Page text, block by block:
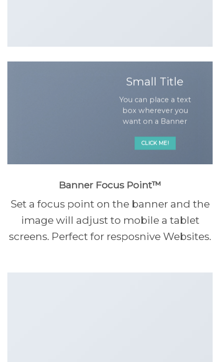
Small Title
You can place a text
box wherever you
want on a Banner
CLICK ME!
Banner Focus Point™
Set a focus point on the banner and the
image will adjust to mobile a tablet
screens. Perfect for resposnive Websites.